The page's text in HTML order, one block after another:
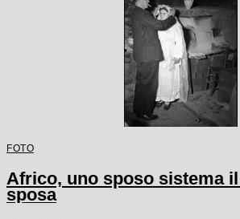
FOTO
Africo, uno sposo sistema
sposa